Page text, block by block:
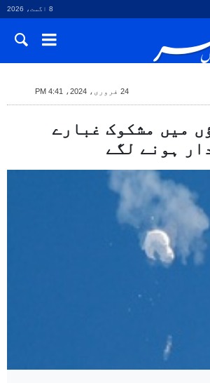
8 اگست، 2026
24 فروری، 2024، 4:41 PM
میں مشکوک غبارے
ہونے لگے